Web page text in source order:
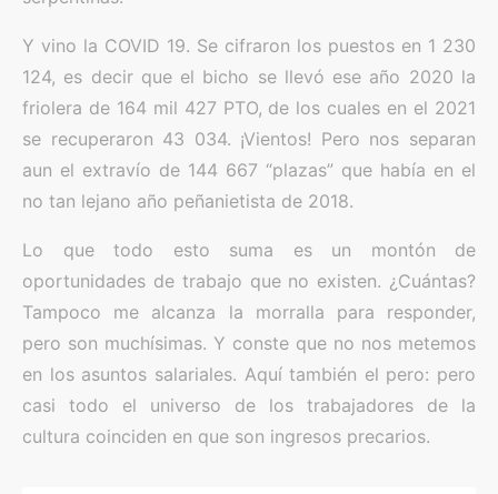
Y vino la COVID 19. Se cifraron los puestos en 1 230
124, es decir que el bicho se llevó ese año 2020 la
friolera de 164 mil 427 PTO, de los cuales en el 2021
se recuperaron 43 034. ¡Vientos! Pero nos separan
aun el extravío de 144 667 “plazas” que había en el
no tan lejano año peñanietista de 2018.
Lo que todo esto suma es un montón de
oportunidades de trabajo que no existen. ¿Cuántas?
Tampoco me alcanza la morralla para responder,
pero son muchísimas. Y conste que no nos metemos
en los asuntos salariales. Aquí también el pero: pero
casi todo el universo de los trabajadores de la
cultura coinciden en que son ingresos precarios.